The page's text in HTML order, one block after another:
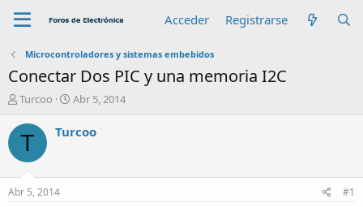
Acceder Registrarse
Microcontroladores y sistemas embebidos
Conectar Dos PIC y una memoria I2C
A
t
o
r
Turcoo
F
c
Abr 5, 2014
T Turcoo
Abr 5, 2014 #1